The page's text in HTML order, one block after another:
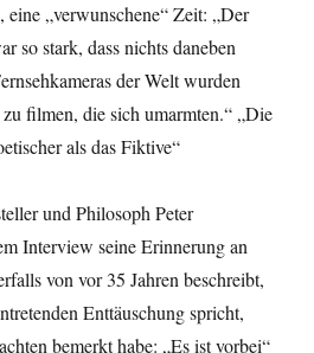
eine „verwunschene“ Zeit: „Der
so stark, dass nichts daneben
der Welt wurden
filmen, die sich umarmten.“ „Die
als das Fiktive“
und Philosoph Peter
Interview seine Erinnerung an
von vor 35 Jahren beschreibt,
Enttäuschung spricht,
bemerkt habe: „Es ist vorbei“